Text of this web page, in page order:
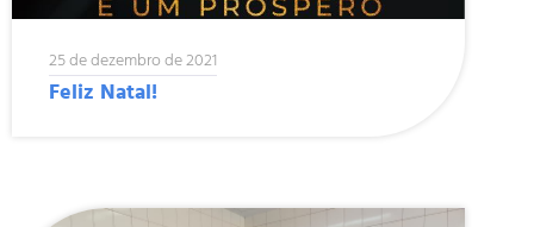
25 de dezembro de 2021
Feliz Natal!